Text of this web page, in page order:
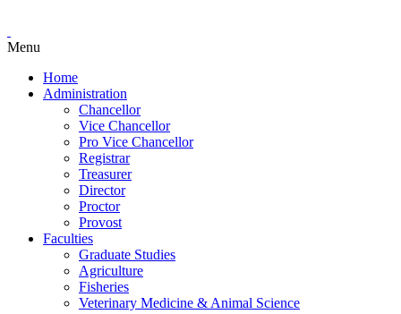
Menu
Home
Administration
Chancellor
Vice Chancellor
Pro Vice Chancellor
Registrar
Treasurer
Director
Proctor
Provost
Faculties
Graduate Studies
Agriculture
Fisheries
Veterinary Medicine & Animal Science